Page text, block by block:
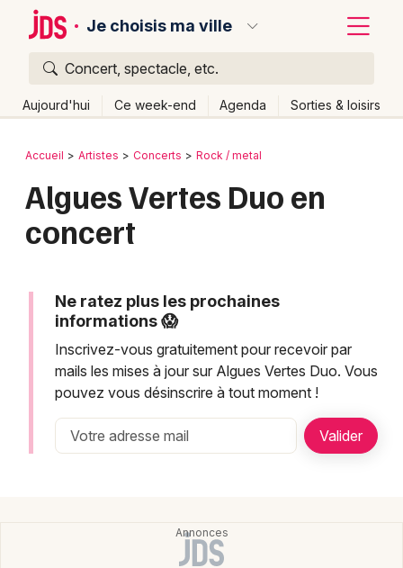
Je choisis ma ville
Concert, spectacle, etc.
Aujourd'hui Ce week-end Agenda Sorties & loisirs
Publier un événement
Activité & Expérience
Manifestations
Foires & salons
Spectacles
Bordeaux
Colmar
Lyon
Mulhouse
Nantes
Retour
Accueil Artistes Concerts Rock / metal
Algues Vertes Duo en
concert
Ne ratez plus les prochaines
informations 😱
Inscrivez-vous gratuitement pour recevoir par
mails les mises à jour sur Algues Vertes Duo. Vous
pouvez vous désinscrire à tout moment !
Quoi ?
Où ?
Quand ?
Aujourd'hui
Demain